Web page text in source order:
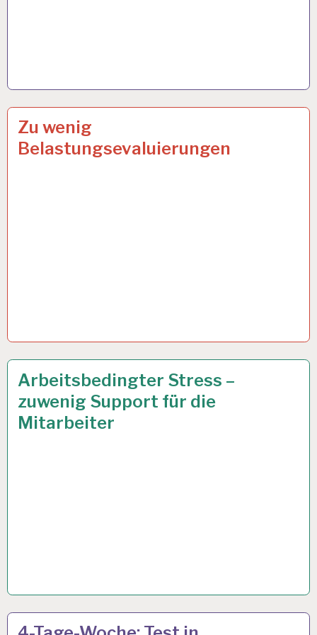
50PLUS…
Zu wenig
Belastungsevaluierungen
18 JAN. 2024
12-
STUNDEN-
ARBEITSTAG…
Arbeitsbedingter Stress –
zuwenig Support für die
Mitarbeiter
8 JAN. 2024
4-
22 SEP. 2023